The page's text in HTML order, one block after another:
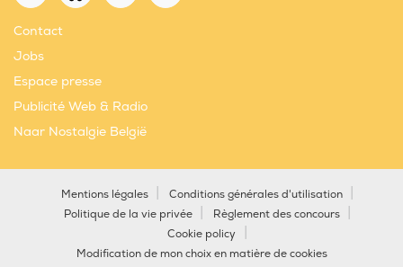
Contact
Jobs
Espace presse
Publicité Web & Radio
Naar Nostalgie België
Mentions légales
Conditions générales d'utilisation
Politique de la vie privée
Règlement des concours
Cookie policy
Modification de mon choix en matière de cookies